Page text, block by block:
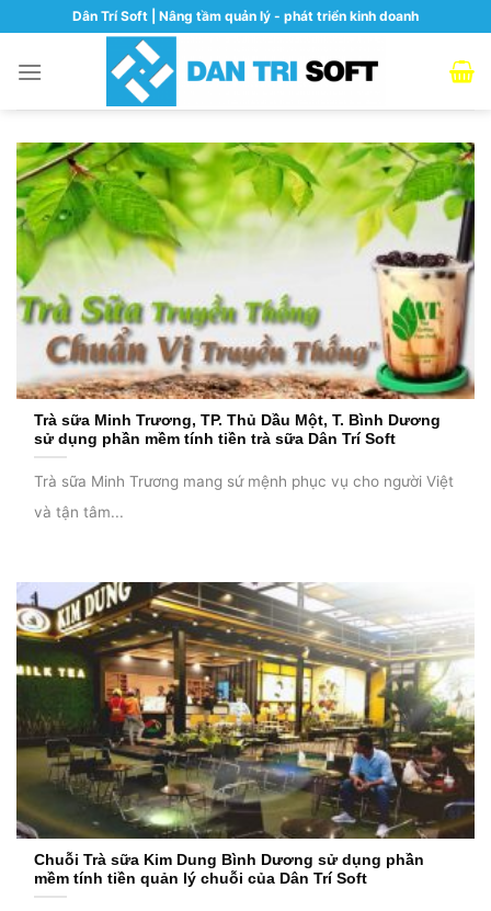
content
Dân Trí Soft | Nâng tầm quản lý - phát triển kinh doanh
Trà sữa Minh Trương, TP. Thủ Dầu Một, T. Bình Dương
sử dụng phần mềm tính tiền trà sữa Dân Trí Soft
Trà sữa Minh Trương mang sứ mệnh phục vụ cho người Việt
và tận tâm...
Chuỗi Trà sữa Kim Dung Bình Dương sử dụng phần
mềm tính tiền quản lý chuỗi của Dân Trí Soft